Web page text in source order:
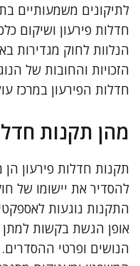
לתיקונים משמעותיים
הנלוות לחוק מגדירות
הזכויות והחובות של
חדלות הפירעון במרכז
מהן תקנות
תקנות חדלות פירעון
להסדיר את יישומו של
התקנות נוגעות
אופן הגשת בקשות למתן
הנושים ופרטי